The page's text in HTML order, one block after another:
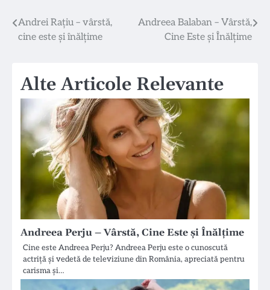
Navigare
Andrei Rațiu – vârstă,
cine este și înălțime
Andreea Balaban – Vârstă,
Cine Este și Înălțime
Alte Articole Relevante
Andreea Perju – Vârstă, Cine Este și Înălțime
Cine este Andreea Perju? Andreea Perju este o cunoscută
actriță și vedetă de televiziune din România, apreciată pentru
carisma și…